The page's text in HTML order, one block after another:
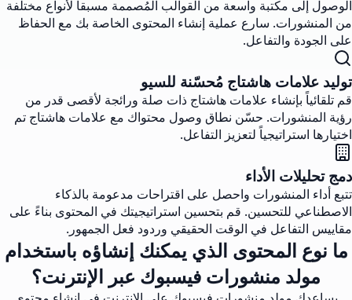
الوصول إلى مكتبة واسعة من القوالب المُصممة مسبقاً لأنواع مختلفة
من المنشورات. سارع عملية إنشاء المحتوى الخاصة بك مع الحفاظ
على الجودة والتفاعل.
توليد علامات هاشتاج مُحسّنة للسيو
قم تلقائياً بإنشاء علامات هاشتاج ذات صلة ورائجة لأقصى قدر من
رؤية المنشورات. حسّن نطاق وصول محتواك مع علامات هاشتاج تم
اختيارها استراتيجياً لتعزيز التفاعل.
دمج تحليلات الأداء
تتبع أداء المنشورات واحصل على اقتراحات مدعومة بالذكاء
الاصطناعي للتحسين. قم بتحسين استراتيجيتك في المحتوى بناءً على
مقاييس التفاعل في الوقت الحقيقي وردود فعل الجمهور.
ما نوع المحتوى الذي يمكنك إنشاؤه باستخدام
مولد منشورات فيسبوك عبر الإنترنت؟